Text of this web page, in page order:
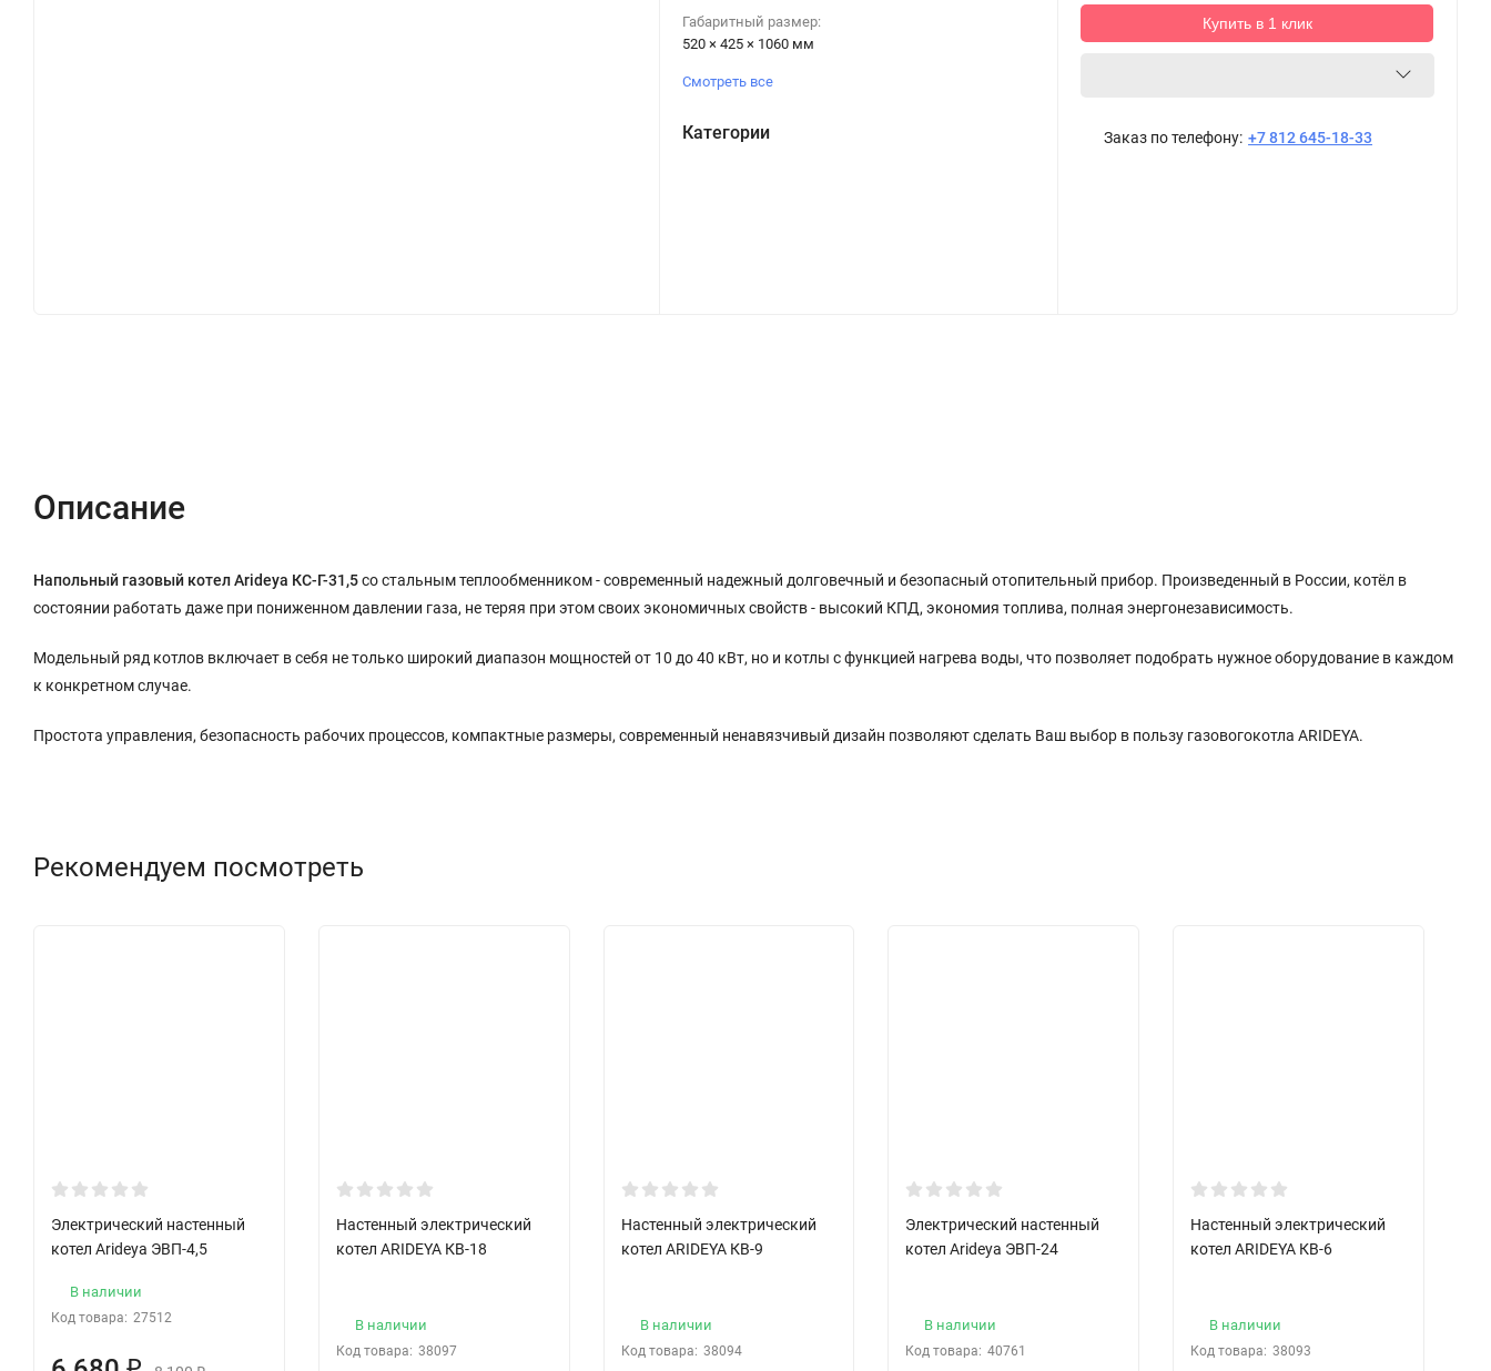
Габаритный размер:
520 × 425 × 1060 мм
Смотреть все
Категории
Купить в 1 клик
Заказ по телефону: +7 812 645-18-33
Описание
Напольный газовый котел Arideya КС-Г-31,5со стальным теплообменником - современный надежный долговечный и безопасный отопительный прибор. Произведенный в России, котёл в
состоянии работать даже при пониженном давлении газа, не теряя при этом своих экономичных свойств - высокий КПД, экономия топлива, полная энергонезависимость.
Модельный ряд котлов включает в себя не только широкий диапазон мощностей от 10 до 40 кВт, но и котлы с функцией нагрева воды, что позволяет подобрать нужное оборудование в каждом
к конкретном случае.
Простота управления, безопасность рабочих процессов, компактные размеры, современный ненавязчивый дизайн позволяют сделать Ваш выбор в пользу газовогокотла ARIDEYA.
Рекомендуем посмотреть
Электрический настенный
котел Arideya ЭВП-4,5
В наличии
Код товара: 27512
Настенный электрический
котел ARIDEYA КВ-18
В наличии
Код товара: 38097
Настенный электрический
котел ARIDEYA КВ-9
В наличии
Код товара: 38094
Электрический настенный
котел Arideya ЭВП-24
В наличии
Код товара: 40761
Настенный электрический
котел ARIDEYA КВ-6
В наличии
Код товара: 38093